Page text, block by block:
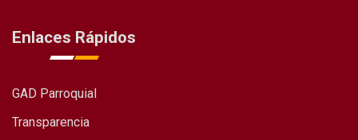
Enlaces Rápidos
GAD Parroquial
Transparencia